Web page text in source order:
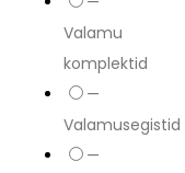
Valamu
komplektid
—
Valamusegistid
—